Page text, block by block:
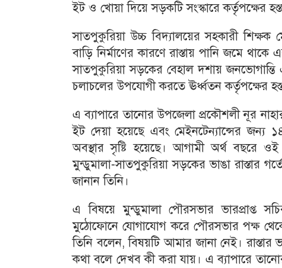
ইট ও খোয়া দিয়ে সড়কটি সংস্কারে কর্তৃপক্ষের
সাতপুকুরিয়া উচ্চ বিদ্যালয়ের সহকারী শিক্ষক
বাড়ি নির্মাণের কারণে রাস্তায় পানি জমে থাকে
সাতপুকুরিয়া সড়কের বেহাল দশায়
চলাচলের উপযোগী করতে ঊর্ধ্বতন কর্তৃপক্ষের
এ ব্যাপারে তানোর উপজেলা প্রকৌশলী নূর
ইট দেয়া হয়েছে এবং মেইনটেন্যান্সের জন্য
অবস্থার সৃষ্টি হয়েছে। আগামী অর্থ বছরে ওই
মুন্ডুমালা-সাতপুকুরিয়া সড়কের ভাঙা রাস্তার
জানান তিনি।
এ বিষয়ে মুন্ডুমালা পৌরসভার ভারপ্রাপ্ত
মুঠোফোনে যোগাযোগ করে পৌরসভার পক্ষ
তিনি বলেন, বিষয়টি আমার জানা নেই।
কথা বলে দেখব কী করা যায়। এ ব্যাপারে